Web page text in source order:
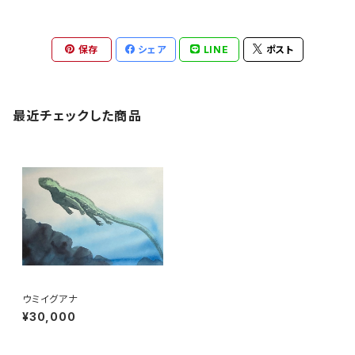
保存 シェア LINE ポスト
最近チェックした商品
ウミイグアナ
¥30,000